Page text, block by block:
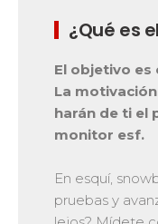
Saboya 83
Isère
Alpes del sur 33
Macizo Central
Pirineos 20
Jura 6
Todos los niveles
Performance
Mídete con otros
Pruebas de
Les résultats par
Les résultats par
¿Qué es
El objetivo es
La
harán de ti el
monitor esf.
En esquí,
pruebas y